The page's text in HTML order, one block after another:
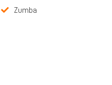
Zumba